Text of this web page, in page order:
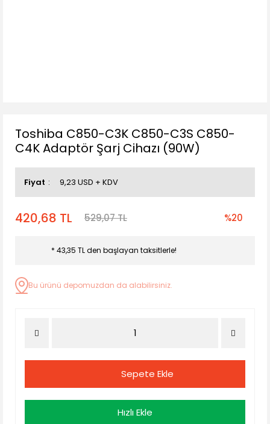
Toshiba C850-C3K C850-C3S C850-
C4K Adaptör Şarj Cihazı (90W)
Fiyat 9,23 USD + KDV
420,68 TL 529,07 TL %20
* 43,35 TL den başlayan taksitlerle!
Bu ürünü depomuzdan da alabilirsiniz.
Sepete Ekle
Hızlı Ekle